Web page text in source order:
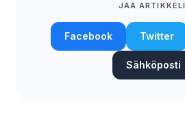
JAA
Facebook Twitter
Sähköposti